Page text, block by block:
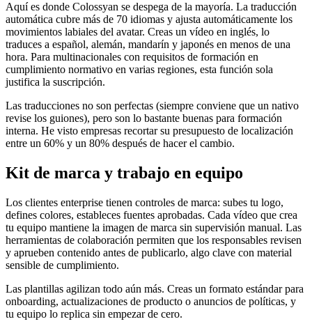
Aquí es donde Colossyan se despega de la mayoría. La traducción
automática cubre más de 70 idiomas y ajusta automáticamente los
movimientos labiales del avatar. Creas un vídeo en inglés, lo
traduces a español, alemán, mandarín y japonés en menos de una
hora. Para multinacionales con requisitos de formación en
cumplimiento normativo en varias regiones, esta función sola
justifica la suscripción.
Las traducciones no son perfectas (siempre conviene que un nativo
revise los guiones), pero son lo bastante buenas para formación
interna. He visto empresas recortar su presupuesto de localización
entre un 60% y un 80% después de hacer el cambio.
Kit de marca y trabajo en equipo
Los clientes enterprise tienen controles de marca: subes tu logo,
defines colores, estableces fuentes aprobadas. Cada vídeo que crea
tu equipo mantiene la imagen de marca sin supervisión manual. Las
herramientas de colaboración permiten que los responsables revisen
y aprueben contenido antes de publicarlo, algo clave con material
sensible de cumplimiento.
Las plantillas agilizan todo aún más. Creas un formato estándar para
onboarding, actualizaciones de producto o anuncios de políticas, y
tu equipo lo replica sin empezar de cero.